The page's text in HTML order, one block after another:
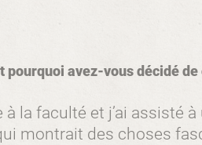
pourquoi avez-vous décidé
à la faculté et j’ai assisté
montrait des choses